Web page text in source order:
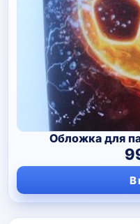
Обложка для
В